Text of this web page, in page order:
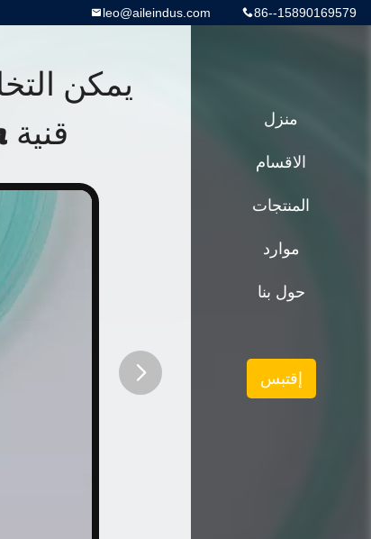
86--15890169579
leo@aileindus.com
قنية 2.1m أنابيب اتصال الأوكسجين
منزل
الاقسام
المنتجات
موارد
حول بنا
إقتبس